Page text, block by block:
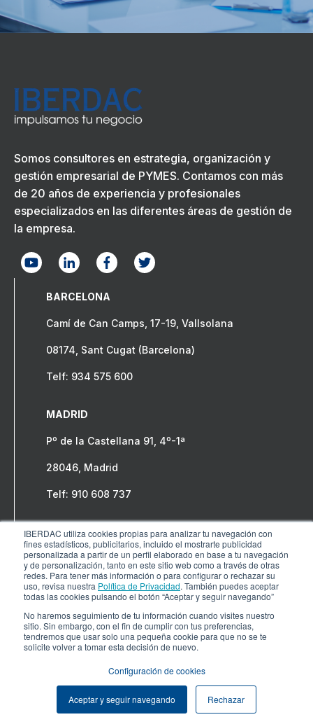
IBERDAC utiliza cookies propias para analizar tu navegación con
fines estadísticos, publicitarios, incluido el mostrarte publicidad
personalizada a partir de un perfil elaborado en base a tu navegación
y de personalización, tanto en este sitio web como a través de otras
redes. Para tener más información o para configurar o rechazar su
uso, revisa nuestra Política de Privacidad. También puedes aceptar
todas las cookies pulsando el botón “Aceptar y seguir navegando”
No haremos seguimiento de tu información cuando visites nuestro
sitio. Sin embargo, con el fin de cumplir con tus preferencias,
tendremos que usar solo una pequeña cookie para que no se te
solicite volver a tomar esta decisión de nuevo.
Configuración de cookies
Aceptar y seguir navegando Rechazar
Somos consultores en estrategia, organización y
gestión empresarial de PYMES. Contamos con más
de 20 años de experiencia y profesionales
especializados en las diferentes áreas de gestión de
la empresa.
BARCELONA
Camí de Can Camps, 17-19, Vallsolana
08174, Sant Cugat (Barcelona)
Telf: 934 575 600
MADRID
Pº de la Castellana 91, 4º-1ª
28046, Madrid
Telf: 910 608 737
© COPYRIGHT IBERDAC 2024 – Todos los derechos
reservados.Aviso legal